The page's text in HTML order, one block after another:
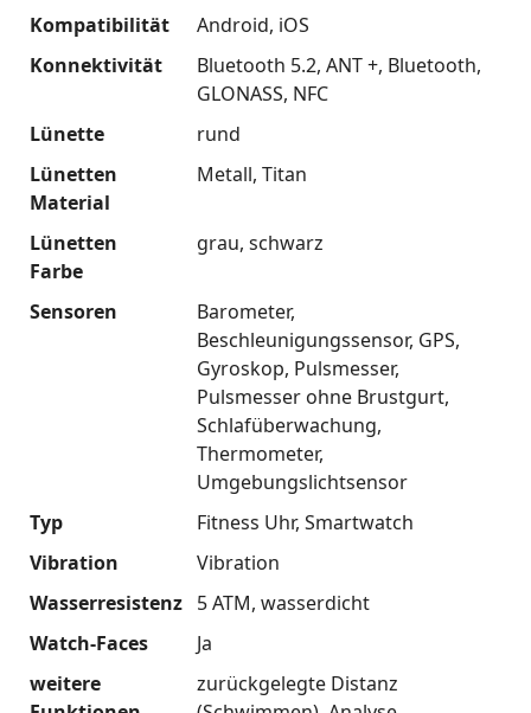
Kompatibilität
Android iOS
Konnektivität
Bluetooth 5.2 ANT + Bluetooth
GLONASS NFC
Lünette
rund
Lünetten
Material
Metall Titan
Lünetten
Farbe
grau schwarz
Sensoren
Barometer
Beschleunigungssensor GPS
Gyroskop Pulsmesser
Pulsmesser ohne Brustgurt
Schlafüberwachung
Thermometer
Umgebungslichtsensor
Typ
Fitness Uhr Smartwatch
Vibration
Vibration
Wasserresistenz 5 ATM wasserdicht
Watch-Faces
Ja
weitere
zurückgelegte Distanz